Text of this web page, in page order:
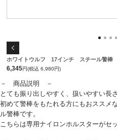
ホワイトウルフ 17インチ スチール警棒
6,345円(税込 6,980円)
－ 商品説明 －
とても振り出しやすく、扱いやすい長
初めて警棒をもたれる方にもおススメ
ル警棒です。
こちらは専用ナイロンホルスターがセ